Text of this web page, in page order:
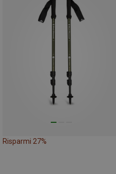
Risparmi 27%